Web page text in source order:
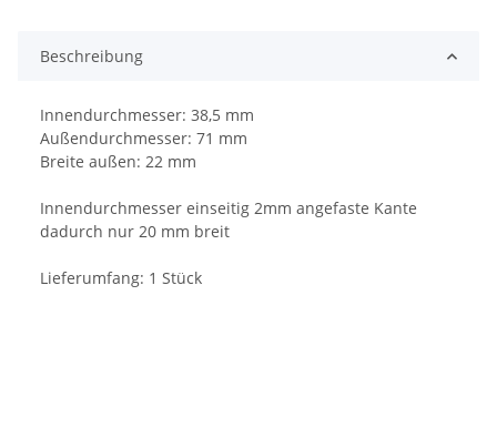
Beschreibung
Innendurchmesser: 38,5 mm
Außendurchmesser: 71 mm
Breite außen: 22 mm
Innendurchmesser einseitig 2mm angefaste Kante
dadurch nur 20 mm breit
Lieferumfang: 1 Stück